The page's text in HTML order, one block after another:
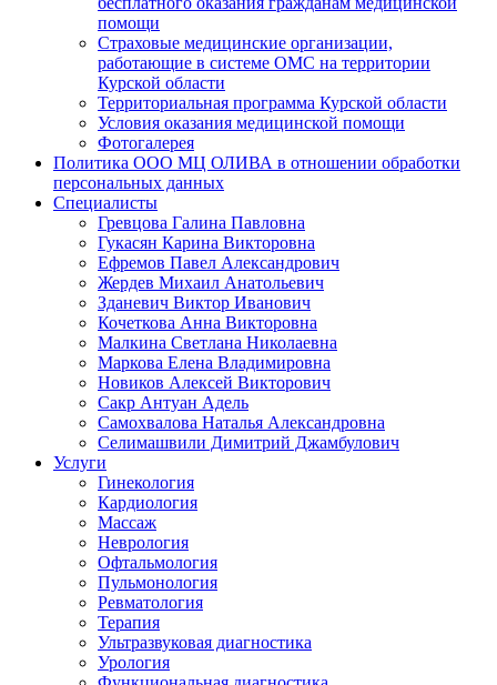
помощи
Страховые медицинские организации,
работающие в системе ОМС на территории
Курской области
Территориальная программа Курской области
Условия оказания медицинской помощи
Фотогалерея
Политика ООО МЦ ОЛИВА в отношении обработки
персональных данных
Специалисты
Гревцова Галина Павловна
Гукасян Карина Викторовна
Ефремов Павел Александрович
Жердев Михаил Анатольевич
Зданевич Виктор Иванович
Кочеткова Анна Викторовна
Малкина Светлана Николаевна
Маркова Елена Владимировна
Новиков Алексей Викторович
Сакр Антуан Адель
Самохвалова Наталья Александровна
Селимашвили Димитрий Джамбулович
Услуги
Гинекология
Кардиология
Массаж
Неврология
Офтальмология
Пульмонология
Ревматология
Терапия
Ультразвуковая диагностика
Урология